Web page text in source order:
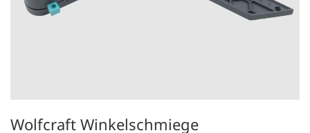
Wolfcraft Winkelschmiege